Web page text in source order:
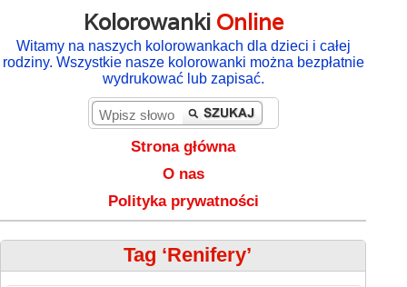
Kolorowanki Online
Witamy na naszych kolorowankach dla dzieci i całej
rodziny. Wszystkie nasze kolorowanki można bezpłatnie
wydrukować lub zapisać.
Strona główna
O nas
Polityka prywatności
Tag ‘Renifery’